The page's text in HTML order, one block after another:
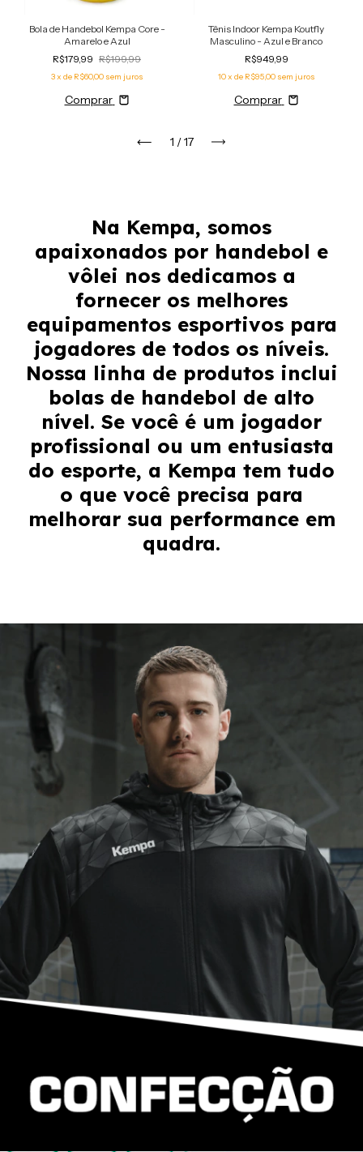
Bola de Handebol Kempa Core -
Amarelo e Azul
R$179,99 R$199,99
3x de R$60,00 sem juros
Comprar
Tênis Indoor Kempa Koutfly
Masculino - Azul e Branco
R$949,99
10x de R$95,00 sem juros
Comprar
1 /17
Na Kempa, somos
apaixonados por handebol e
vôlei nos dedicamos a
fornecer os melhores
equipamentos esportivos para
jogadores de todos os níveis.
Nossa linha de produtos inclui
bolas de handebol de alto
nível. Se você é um jogador
profissional ou um entusiasta
do esporte, a Kempa tem tudo
o que você precisa para
melhorar sua performance em
quadra.